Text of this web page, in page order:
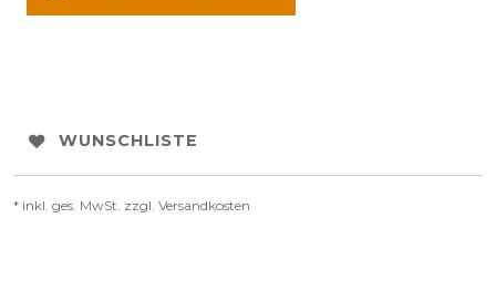
WUNSCHLISTE
* inkl. ges. MwSt. zzgl. Versandkosten